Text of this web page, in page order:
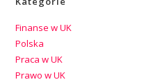
Finanse w UK
Polska
Praca w UK
Prawo w UK